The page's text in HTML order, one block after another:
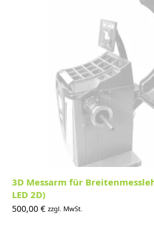
3D Messarm für
LED 2D)
500,00 € zzgl. MwSt.